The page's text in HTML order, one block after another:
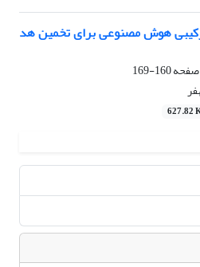
هوش مصنوعی برای تخمین هد
160-169
627.82